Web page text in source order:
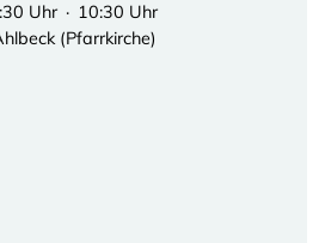
Uhr · 10:30 Uhr
(Pfarrkirche)